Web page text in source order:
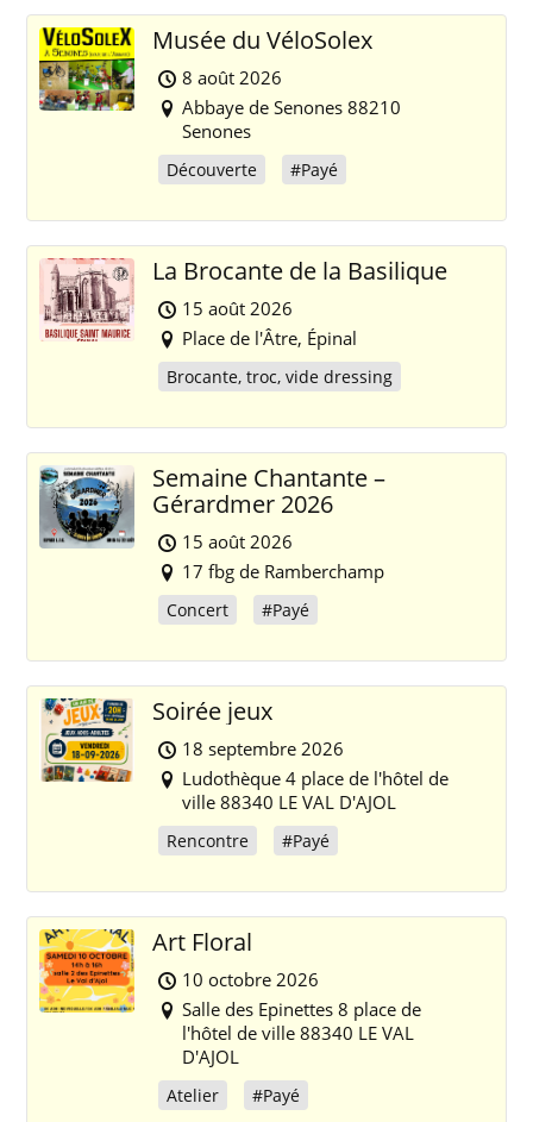
Musée du VéloSolex
8 août 2026
Abbaye de Senones 88210
Senones
Découverte #Payé
La Brocante de la Basilique
15 août 2026
Place de l'Âtre, Épinal
Brocante, troc, vide dressing
Semaine Chantante –
Gérardmer 2026
15 août 2026
17 fbg de Ramberchamp
Concert #Payé
Soirée jeux
18 septembre 2026
Ludothèque 4 place de l'hôtel de
ville 88340 LE VAL D'AJOL
Rencontre #Payé
Art Floral
10 octobre 2026
Salle des Epinettes 8 place de
l'hôtel de ville 88340 LE VAL
D'AJOL
Atelier #Payé